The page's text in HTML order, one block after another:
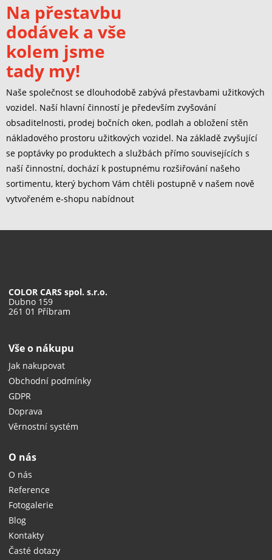
Na přestavbu
dodávek a vše
kolem jsme
tady my!
Naše společnost se dlouhodobě zabývá přestavbami užitkových
vozidel. Naší hlavní činností je především zvyšování
obsaditelnosti, prodej bočních oken, podlah a obložení stěn
nákladového prostoru užitkových vozidel. Na základě zvyšující
se poptávky po produktech a službách přímo souvisejících s
naší činnostní, dochází k postupnému rozšiřování našeho
sortimentu, který bychom Vám chtěli postupně v našem nově
vytvořeném e-shopu nabídnout
COLOR CARS spol. s.r.o.
Dubno 159
261 01 Příbram
Vše o nákupu
Jak nakupovat
Obchodní podmínky
GDPR
Doprava
Věrnostní systém
O nás
O nás
Reference
Fotogalerie
Blog
Kontakty
Časté dotazy